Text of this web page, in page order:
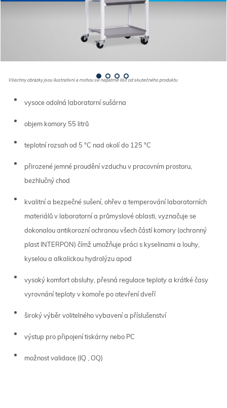
Všechny obrázky jsou ilustrativní a mohou se nepatrně lišit od skutečného produktu
vysoce odolná laboratorní sušárna
objem komory 55 litrů
teplotní rozsah od 5 °C nad okolí do 125 °C
přirozené jemné proudění vzduchu v pracovním prostoru,
bezhlučný chod
kvalitní a bezpečné sušení, ohřev a temperování laboratorních
materiálů v laboratorní a průmyslové oblasti, vyznačuje se
dokonalou antikorozní ochranou všech částí komory (ochranný
plast INTERPON) čímž umožňuje práci s kyselinami a louhy,
kyselou a alkalickou hydrolýzu apod
vysoký komfort obsluhy, přesná regulace teploty a krátké časy
vyrovnání teploty v komoře po otevření dveří
široký výběr volitelného vybavení a příslušenství
výstup pro připojení tiskárny nebo PC
možnost validace (IQ , OQ)